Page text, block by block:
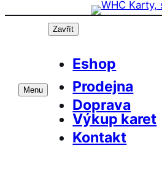
Přeskočit
Menu
Zavřít
Eshop
Prodejna
Doprava
Výkup karet
Kontakt